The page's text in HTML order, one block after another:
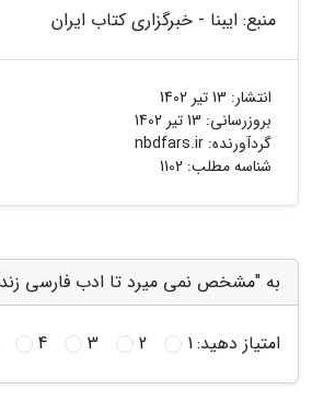
منبع: ایبنا - خبرگزاری کتاب ایران
انتشار: 13 تیر 1402
بروزرسانی: 13 تیر 1402
گردآورنده: nbdfars.ir
شناسه مطلب: 1102
به "مشخص نمی میرد تا ادب فارسی
امتیاز دهید:1
2
3
4